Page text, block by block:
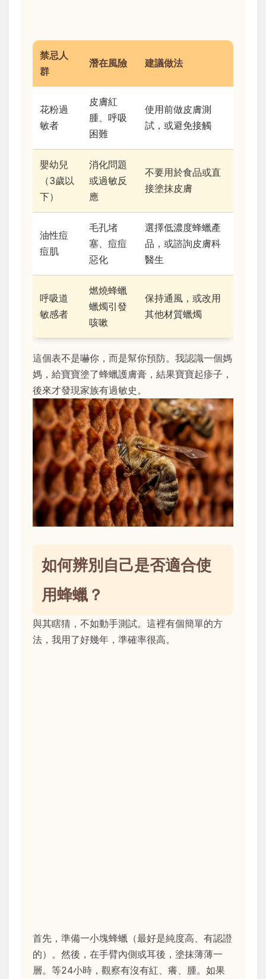
禁忌人
群
潛在風險 建議做法
花粉過
敏者
皮膚紅
腫、呼吸
困難
使用前做皮膚測
試，或避免接觸
嬰幼兒
（3歲以
下）
消化問題
或過敏反
應
不要用於食品或直
接塗抹皮膚
油性痘
痘肌
毛孔堵
塞、痘痘
惡化
選擇低濃度蜂蠟產
品，或諮詢皮膚科
醫生
呼吸道
敏感者
燃燒蜂蠟
蠟燭引發
咳嗽
保持通風，或改用
其他材質蠟燭
這個表不是嚇你，而是幫你預防。我認識一個媽
媽，給寶寶塗了蜂蠟護膚膏，結果寶寶起疹子，
後來才發現家族有過敏史。
如何辨別自己是否適合使
用蜂蠟？
與其瞎猜，不如動手測試。這裡有個簡單的方
法，我用了好幾年，準確率很高。
首先，準備一小塊蜂蠟（最好是純度高、有認證
的）。然後，在手臂內側或耳後，塗抹薄薄一
層。等24小時，觀察有沒有紅、癢、腫。如果